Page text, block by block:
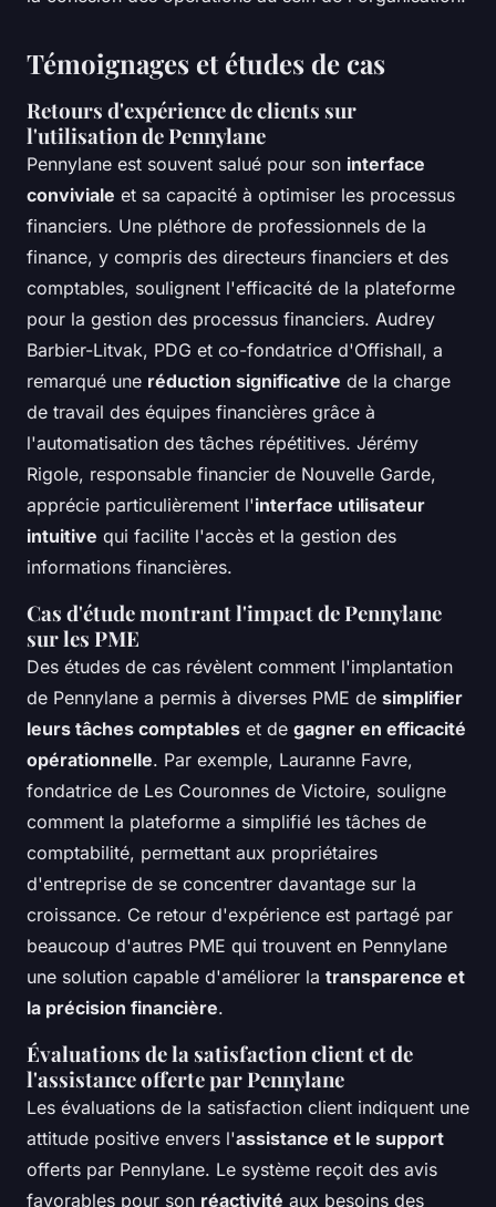
Témoignages et études de cas
Retours d'expérience de clients sur
l'utilisation de Pennylane
Pennylane est souvent salué pour son interface
conviviale et sa capacité à optimiser les processus
financiers. Une pléthore de professionnels de la
finance, y compris des directeurs financiers et des
comptables, soulignent l'efficacité de la plateforme
pour la gestion des processus financiers. Audrey
Barbier-Litvak, PDG et co-fondatrice d'Offishall, a
remarqué une réduction significative de la charge
de travail des équipes financières grâce à
l'automatisation des tâches répétitives. Jérémy
Rigole, responsable financier de Nouvelle Garde,
apprécie particulièrement l'interface utilisateur
intuitive qui facilite l'accès et la gestion des
informations financières.
Cas d'étude montrant l'impact de Pennylane
sur les PME
Des études de cas révèlent comment l'implantation
de Pennylane a permis à diverses PME de simplifier
leurs tâches comptables et de gagner en efficacité
opérationnelle. Par exemple, Lauranne Favre,
fondatrice de Les Couronnes de Victoire, souligne
comment la plateforme a simplifié les tâches de
comptabilité, permettant aux propriétaires
d'entreprise de se concentrer davantage sur la
croissance. Ce retour d'expérience est partagé par
beaucoup d'autres PME qui trouvent en Pennylane
une solution capable d'améliorer la transparence et
la précision financière.
Évaluations de la satisfaction client et de
l'assistance offerte par Pennylane
Les évaluations de la satisfaction client indiquent une
attitude positive envers l'assistance et le support
offerts par Pennylane. Le système reçoit des avis
favorables pour son réactivité aux besoins des